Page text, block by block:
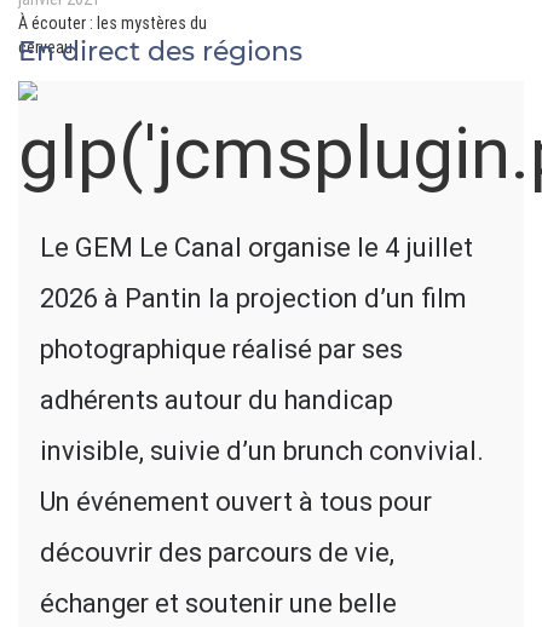
À écouter : les mystères du
cerveau
En direct des régions
Le GEM Le Canal organise le 4 juillet
2026 à Pantin la projection d’un film
photographique réalisé par ses
adhérents autour du handicap
invisible, suivie d’un brunch convivial.
Un événement ouvert à tous pour
découvrir des parcours de vie,
échanger et soutenir une belle